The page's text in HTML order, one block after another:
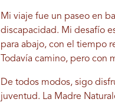
Mi viaje fue un paseo en
discapacidad. Mi desafío
para abajo, con el tiempo
Todavía camino, pero
De todos modos, sigo
juventud. La Madre